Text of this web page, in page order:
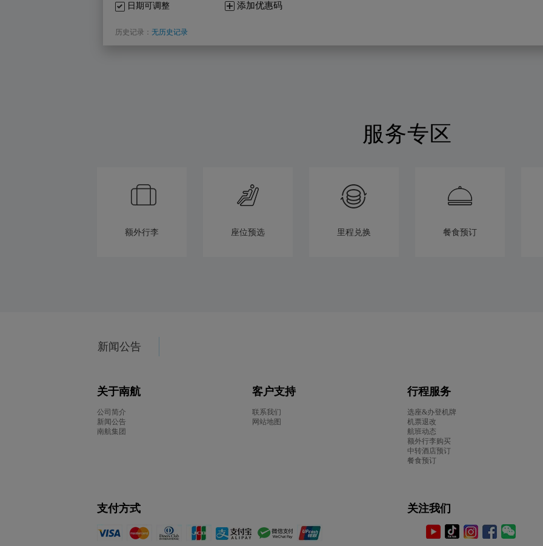
日期可调整 添加优惠码
历史记录： 无历史记录
服务专区
额外行李 座位预选 里程兑换 餐食预订
新闻公告
关于南航
公司简介
新闻公告
南航集团
客户支持
联系我们
网站地图
行程服务
选座&办登机牌
机票退改
航班动态
额外行李购买
中转酒店预订
餐食预订
支付方式 关注我们